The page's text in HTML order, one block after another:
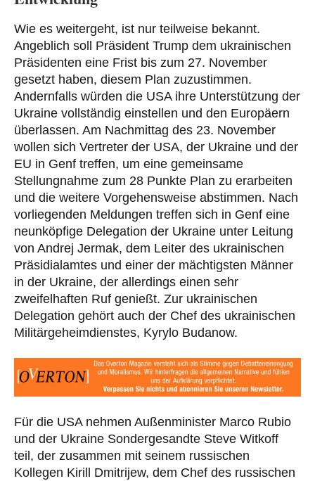
Wie es weitergeht, ist nur teilweise bekannt.
Angeblich soll Präsident Trump dem ukrainischen
Präsidenten eine Frist bis zum 27. November
gesetzt haben, diesem Plan zuzustimmen.
Andernfalls würden die USA ihre Unterstützung der
Ukraine vollständig einstellen und den Europäern
überlassen. Am Nachmittag des 23. November
wollen sich Vertreter der USA, der Ukraine und der
EU in Genf treffen, um eine gemeinsame
Stellungnahme zum 28 Punkte Plan zu erarbeiten
und die weitere Vorgehensweise abstimmen. Nach
vorliegenden Meldungen treffen sich in Genf eine
neunköpfige Delegation der Ukraine unter Leitung
von Andrej Jermak, dem Leiter des ukrainischen
Präsidialamtes und einer der mächtigsten Männer
in der Ukraine, der allerdings einen sehr
zweifelhaften Ruf genießt. Zur ukrainischen
Delegation gehört auch der Chef des ukrainischen
Militärgeheimdienstes, Kyrylo Budanow.
Für die USA nehmen Außenminister Marco Rubio
und der Ukraine Sondergesandte Steve Witkoff
teil, der zusammen mit seinem russischen
Kollegen Kirill Dmitrijew, dem Chef des russischen